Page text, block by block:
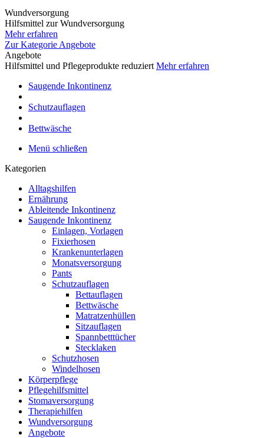
Wundversorgung
Hilfsmittel zur Wundversorgung
Mehr erfahren
Zur Kategorie Angebote
Angebote
Hilfsmittel und Pflegeprodukte reduziert Mehr erfahren
Saugende Inkontinenz
Schutzauflagen
Bettwäsche
Menü schließen
Kategorien
Alltagshilfen
Ernährung
Ableitende Inkontinenz
Saugende Inkontinenz
Einlagen, Vorlagen
Fixierhosen
Krankenunterlagen
Monatsversorgung
Pants
Schutzauflagen
Bettauflagen
Bettwäsche
Matratzenhüllen
Sitzauflagen
Spannbetttücher
Stecklaken
Schutzhosen
Windelhosen
Körperpflege
Pflegehilfsmittel
Stomaversorgung
Therapiehilfen
Wundversorgung
Angebote